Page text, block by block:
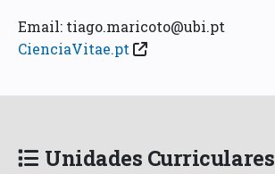
Email: tiago.maricoto@ubi.pt
CienciaVitae.pt
Unidades Curriculares